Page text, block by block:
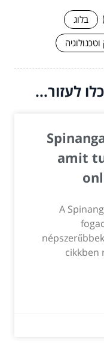
בלוג
וטכנולוגיה
לעזור...
amit
A
cikkben